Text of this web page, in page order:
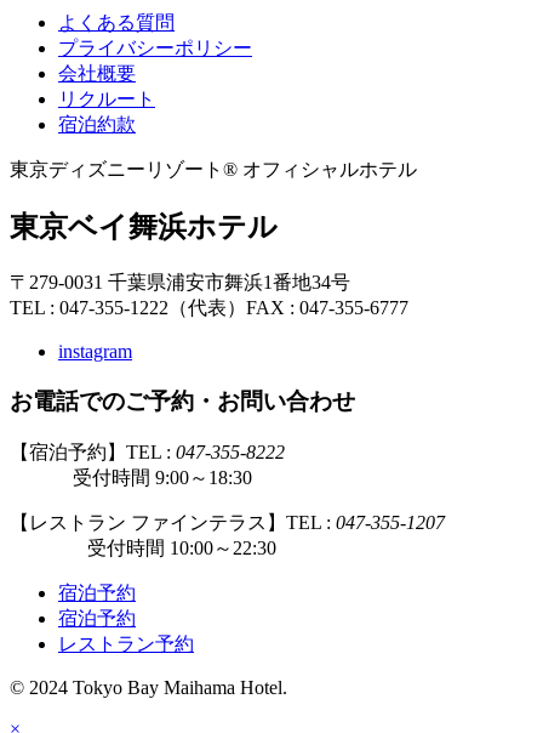
よくある質問
プライバシーポリシー
会社概要
リクルート
宿泊約款
東京ディズニーリゾート® オフィシャルホテル
東京ベイ舞浜ホテル
〒279-0031 千葉県浦安市舞浜1番地34号
TEL : 047-355-1222（代表） FAX : 047-355-6777
instagram
お電話でのご予約・お問い合わせ
【宿泊予約】TEL : 047-355-8222
受付時間 9:00～18:30
【レストラン ファインテラス】TEL : 047-355-1207
受付時間 10:00～22:30
宿泊予約
宿泊予約
レストラン予約
© 2024 Tokyo Bay Maihama Hotel.
×